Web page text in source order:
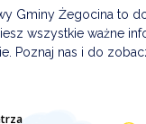
Gminy Żegocina to
wszystkie ważne
Poznaj nas i do